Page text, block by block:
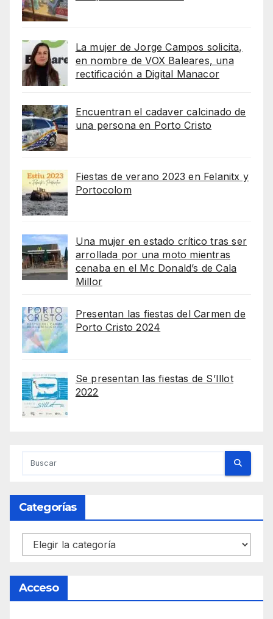
La mujer de Jorge Campos solicita,
en nombre de VOX Baleares, una
rectificación a Digital Manacor
Encuentran el cadaver calcinado de
una persona en Porto Cristo
Fiestas de verano 2023 en Felanitx y
Portocolom
Una mujer en estado crítico tras ser
arrollada por una moto mientras
cenaba en el Mc Donald’s de Cala
Millor
Presentan las fiestas del Carmen de
Porto Cristo 2024
Se presentan las fiestas de S’Illot
2022
Categorías
Categorías
Acceso